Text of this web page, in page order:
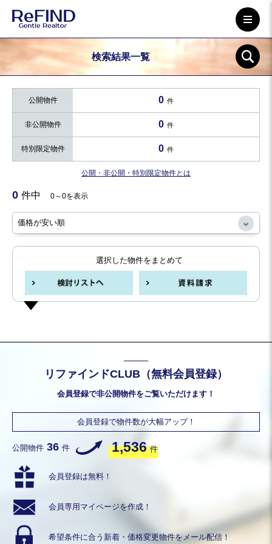
検索結果一覧
公開物件 0 件
非公開物件 0 件
特別限定物件 0 件
公開・非公開・特別限定物件とは
0 件中 0～0を表示
選択した物件をまとめて
リファインドCLUB（無料会員登録）
会員登録で非公開物件をご覧いただけます！
会員登録で物件数が大幅アップ！
公開物件 36 件 1,536 件
会員登録は無料！
会員専用 マイページを作成！
希望条件に合う 新着・価格変更物件をメール配信！